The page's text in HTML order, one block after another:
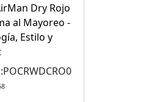
Dry Rojo
al Mayoreo -
Estilo y